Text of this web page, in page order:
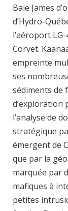
Baie James
d’Hydro-
l’aéroport
Corvet.
empreinte
ses
sédiments de
l’analyse de
stratégique
émergent de
que par la
marquée par
mafiques à
petites